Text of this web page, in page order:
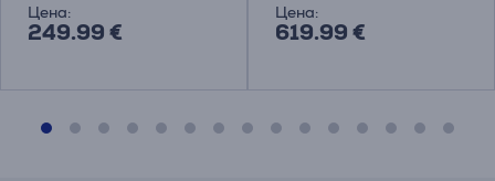
Цена:
249.99 €
Цена:
619.99 €